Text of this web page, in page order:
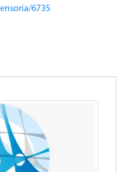
6735